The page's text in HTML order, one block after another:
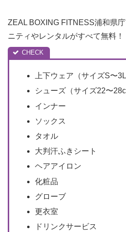
ZEAL BOXING FITNESS浦和県
ニティやレンタルがすべて無料！
上下ウェア（サイズS〜3L
シューズ（サイズ22〜
インナー
ソックス
タオル
大判汗ふきシート
ヘアアイロン
化粧品
グローブ
更衣室
ドリンクサービス